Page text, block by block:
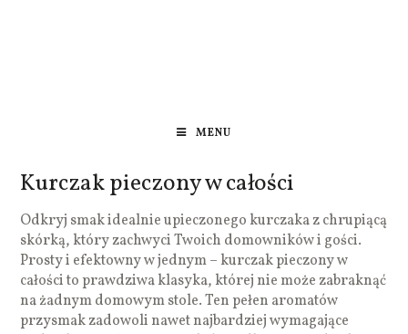
MENU
Kurczak pieczony w całości
Odkryj smak idealnie upieczonego kurczaka z chrupiącą
skórką, który zachwyci Twoich domowników i gości.
Prosty i efektowny w jednym – kurczak pieczony w
całości to prawdziwa klasyka, której nie może zabraknąć
na żadnym domowym stole. Ten pełen aromatów
przysmak zadowoli nawet najbardziej wymagające